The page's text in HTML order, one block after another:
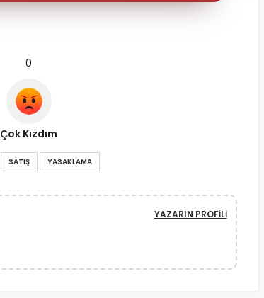
0
Çok Kızdım
SATIŞ YASAKLAMA
YAZARIN PROFILI